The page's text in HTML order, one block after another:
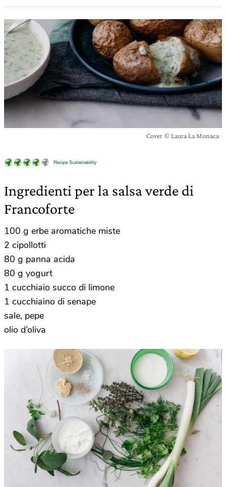
Cover © Laura La Monaca
Ingredienti per la salsa verde di
Francoforte
100 g erbe aromatiche miste
2 cipollotti
80 g panna acida
80 g yogurt
1 cucchiaio succo di limone
1 cucchiaino di senape
sale, pepe
olio d’oliva